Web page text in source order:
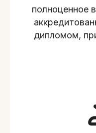
полноценное
дипломом,